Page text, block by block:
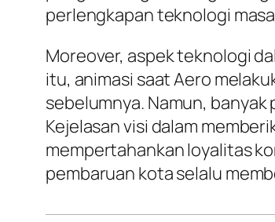
perlengkapan teknologi
Moreover, aspek teknologi
itu, animasi saat Aero
sebelumnya. Namun,
Kejelasan visi dalam
mempertahankan loyalitas
pembaruan kota selalu